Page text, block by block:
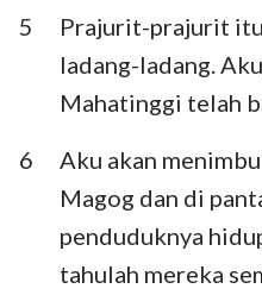
5
Prajurit-prajurit
ladang-ladang.
Mahatinggi telah
6
Aku akan
Magog dan di
penduduknya
tahulah mereka